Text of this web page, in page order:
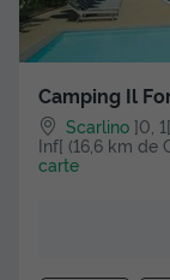
Camping Il
Scarlino ]0,
Inf[ (16,6 km de
carte